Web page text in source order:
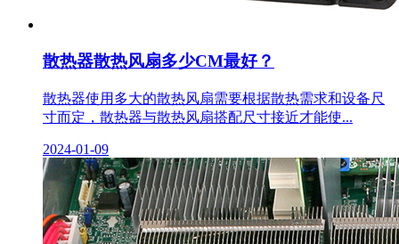
散热器散热风扇多少CM最好？
散热器使用多大的散热风扇需要根据散热需求和设备尺
寸而定，散热器与散热风扇搭配尺寸接近才能使...
2024-01-09